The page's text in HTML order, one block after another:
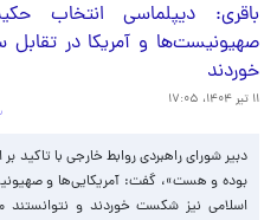
باقری: دیپلماسی انتخاب
صهیونیست‌ها و آمریکا در
خوردند
۱۱ تیر ۱۴۰۴، ۱۷:۰۵
۲ نظر، ۰ در صف
دبیر شورای راهبردی روابط خارجی با تاکید
بوده و هست»، گفت: آمریکایی‌ها و
اسلامی نیز شکست خوردند و نتوانستند